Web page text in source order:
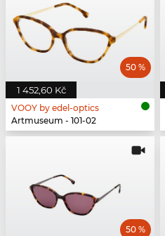
1 452,60 Kč
50 %
VOOY by edel-optics
Artmuseum - 101-02
50 %